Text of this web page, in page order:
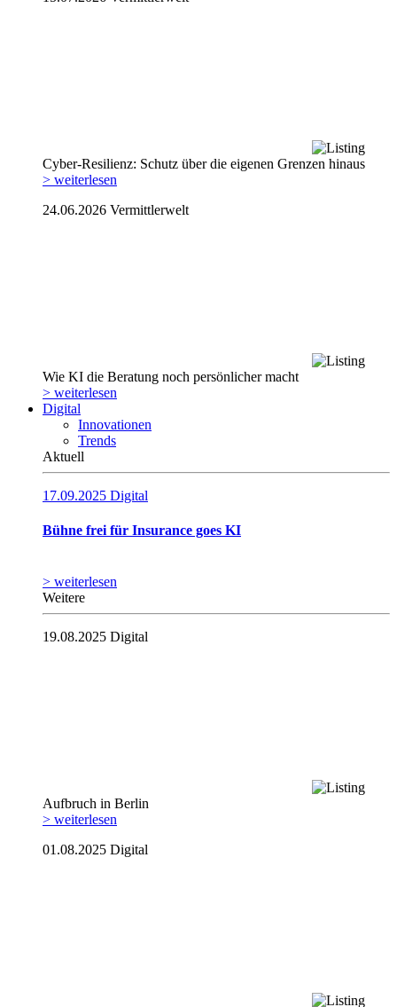
Cyber-Resilienz: Schutz über die eigenen Grenzen hinaus
> weiterlesen
24.06.2026 Vermittlerwelt
Wie KI die Beratung noch persönlicher macht
> weiterlesen
Digital
Innovationen
Trends
Aktuell
17.09.2025 Digital
Bühne frei für Insurance goes KI
> weiterlesen
Weitere
19.08.2025 Digital
Aufbruch in Berlin
> weiterlesen
01.08.2025 Digital